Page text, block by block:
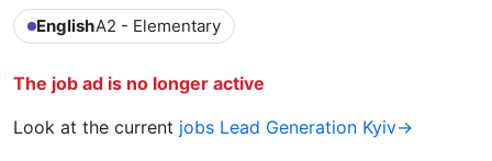
EnglishA2 - Elementary
The job ad is no longer active
Look at the current jobs Lead Generation Kyiv→